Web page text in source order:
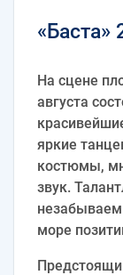
«Баста»
На сцене
августа
яркие
костюмы,
звук.
море